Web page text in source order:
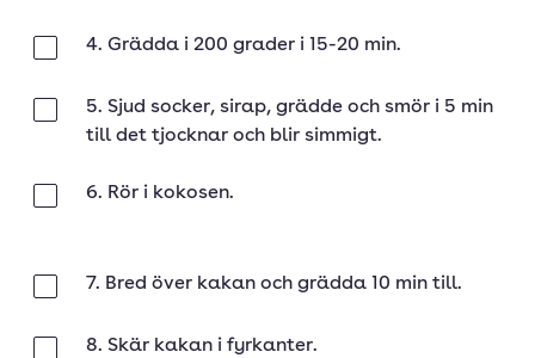
4. Grädda i 200 grader i 15-20 min.
5. Sjud socker, sirap, grädde och smör i 5 min
till det tjocknar och blir simmigt.
6. Rör i kokosen.
7. Bred över kakan och grädda 10 min till.
8. Skär kakan i fyrkanter.